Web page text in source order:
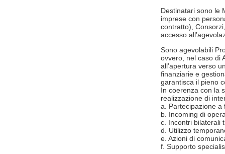
Destinatari sono le
imprese con
contratto),
accesso
Sono agevolabili
ovvero, nel caso di
all’apertura verso
finanziarie e
garantisca il pieno
In coerenza con la
realizzazione di
a. Partecipazione a
b. Incoming di
c. Incontri bilaterali
d. Utilizzo
e. Azioni di
f. Supporto